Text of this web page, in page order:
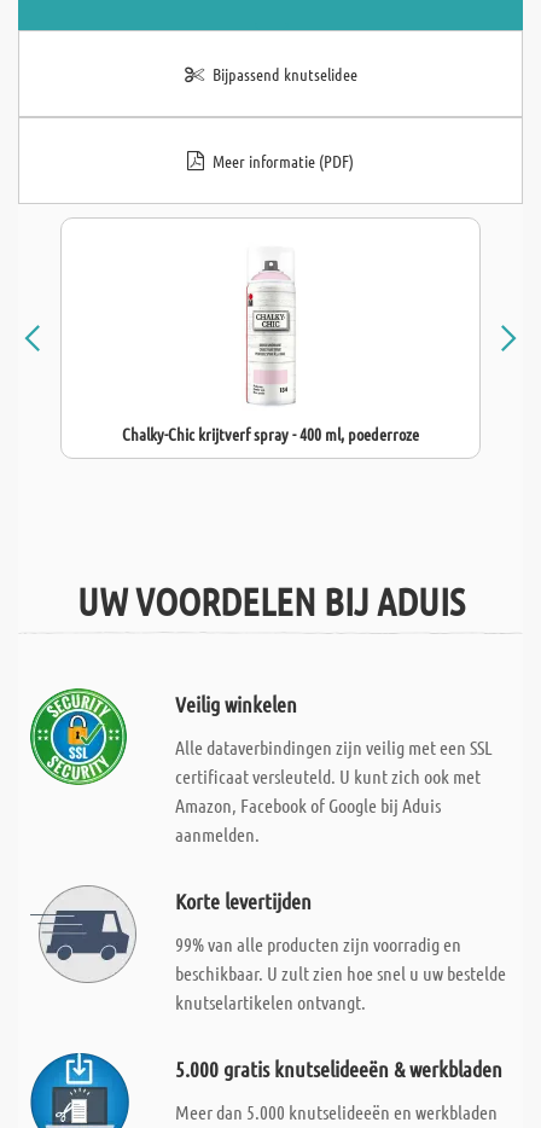
Bijpassend knutselidee
Meer informatie (PDF)
Chalky-Chic krijtverf spray - 400 ml, poederroze
UW VOORDELEN BIJ ADUIS
Veilig winkelen
Alle dataverbindingen zijn veilig met een SSL
certificaat versleuteld. U kunt zich ook met
Amazon, Facebook of Google bij Aduis
aanmelden.
Korte levertijden
99% van alle producten zijn voorradig en
beschikbaar. U zult zien hoe snel u uw bestelde
knutselartikelen ontvangt.
5.000 gratis knutselideeën & werkbladen
Meer dan 5.000 knutselideeën en werkbladen